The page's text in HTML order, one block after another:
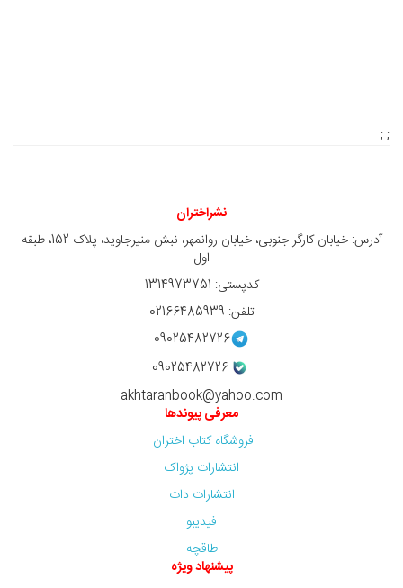
; ;
نشراختران
آدرس: خیابان کارگر جنوبی، خیابان روانمهر، نبش منیرجاوید، پلاک 152، طبقه
اول
کدپستی: 1314973751
تلفن: 02166485939
09025482726
09025482726
akhtaranbook@yahoo.com
معرفی پیوندها
فروشگاه کتاب اختران
انتشارات پژواک
انتشارات دات
فیدیبو
طاقچه
پیشنهاد ویژه